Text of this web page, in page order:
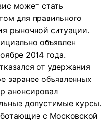
может стать
для правильного
рыночной ситуации.
объявлен
2014 года.
от удержания
заранее объявленных
анонсировал
допустимые курсы.
с Московской